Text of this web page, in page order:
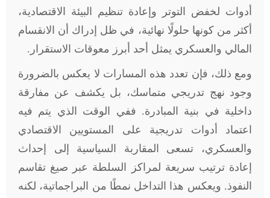
أدوات لخفض التوتر وإعادة تنظيم البيئة الاقتصادية،
أكثر من كونها حلولًا نهائية، في ظل إدراك أن الانقسام
المالي والعسكري يمثل أحد أبرز معوقات الاستقرار.
ومع ذلك، فإن تعدد هذه المسارات لا يعكس بالضرورة
وجود نهج تدريجي متماسك، بل يكشف عن مفارقة
داخلية في بنية المبادرة. ففي الوقت الذي يتم فيه
اعتماد أدوات تدريجية على المستويين الاقتصادي
والعسكري، تسعى المقاربة السياسية إلى إحداث
إعادة ترتيب سريعة لمراكز السلطة عبر صيغ تقاسم
النفوذ. ويعكس هذا التداخل نمطًا من البراجماتية، لكنه